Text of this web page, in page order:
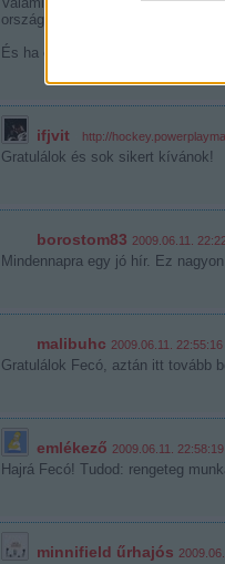
országok lesznek A csoportosak
És ha ennyi fiatal megy külföldre,
ifjvit http://
Gratulálok és sok sikert kívánok!
borostom83 2009.06.11.
Mindennapra egy jó hír. Ez
malibuhc 2009.06.11. 22:55:16
Gratulálok Fecó, aztán itt tovább
emlékező 2009.06.11. 22:58:19
Hajrá Fecó! Tudod: rengeteg
minnifield űrhajós